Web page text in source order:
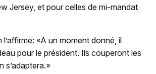
Jersey, et pour celles de mi-mandat
l’affirme: «A un moment donné, il
pour le président. Ils couperont les
s’adaptera.»